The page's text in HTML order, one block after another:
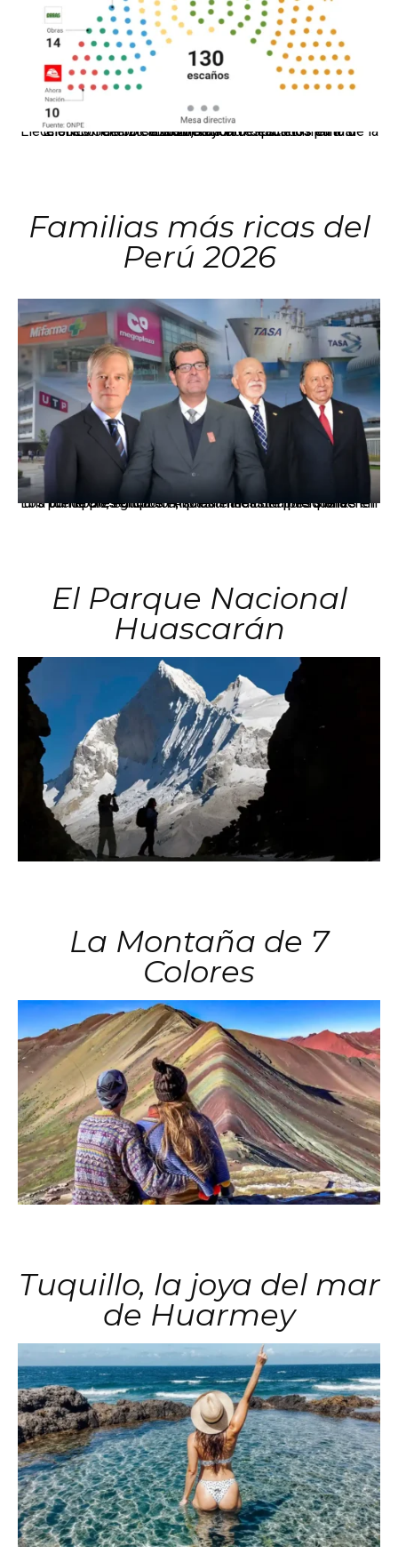
El JNE oficializó la distribución de escaños para la elección de 60 senadores y 130 diputados en las Elecciones Generales 2026, tras el restablecimiento de la Bicameralidad.
Familias más ricas del
Perú 2026
Los principales grupos empresariales del país mantienen una fuerte presencia en Áncash mediante inversiones en comercio, educación, salud e industria pesquera.
El Parque Nacional
Huascarán
La Montaña de 7
Colores
Tuquillo, la joya del mar
de Huarmey